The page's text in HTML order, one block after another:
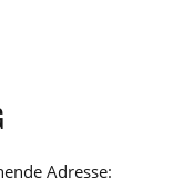
Adresse: